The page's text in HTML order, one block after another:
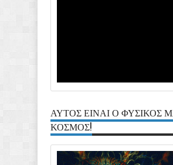
ΑΥΤΟΣ ΕΙΝΑΙ Ο ΦΥΣΙΚΟΣ
ΚΟΣΜΟΣ!